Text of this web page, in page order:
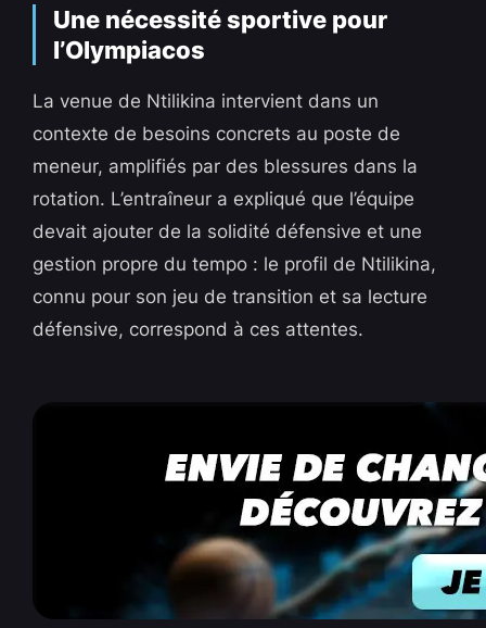
Une nécessité sportive pour
l’Olympiacos
La venue de Ntilikina intervient dans un
contexte de besoins concrets au poste de
meneur, amplifiés par des blessures dans la
rotation. L’entraîneur a expliqué que l’équipe
devait ajouter de la solidité défensive et une
gestion propre du tempo : le profil de Ntilikina,
connu pour son jeu de transition et sa lecture
défensive, correspond à ces attentes.